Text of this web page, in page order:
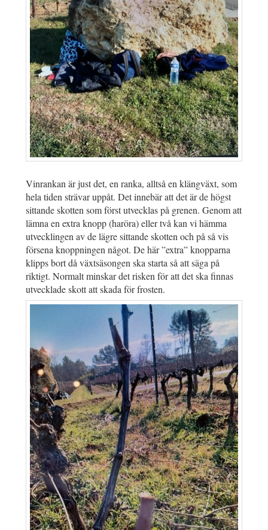
Vinrankan är just det, en ranka, alltså en klängväxt, som
hela tiden strävar uppåt. Det innebär att det är de högst
sittande skotten som först utvecklas på grenen. Genom att
lämna en extra knopp (haröra) eller två kan vi hämma
utvecklingen av de lägre sittande skotten och på så vis
försena knoppningen något. De här ”extra” knopparna
klipps bort då växtsäsongen ska starta så att säga på
riktigt. Normalt minskar det risken för att det ska finnas
utvecklade skott att skada för frosten.